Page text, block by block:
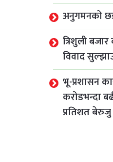
अनुगमनको
त्रिशुली
विवाद
भू-प्रशासन
करोडभन्दा
प्रतिशत